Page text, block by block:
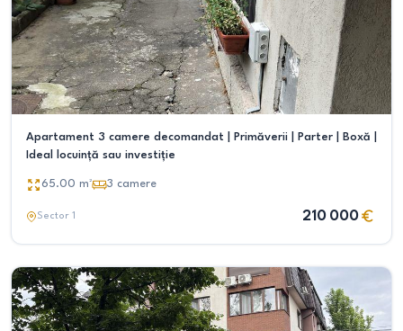
Apartament 3 camere decomandat | Primăverii | Parter | Boxă |
Ideal locuință sau investiție
65.00 m² 3 camere
Sector 1 210 000